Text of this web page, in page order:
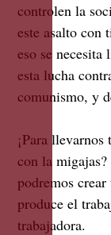
controlen la
este asalto con
eso se
esta lucha
comunismo, y
¡Para
con la
podremos
produce el
trabajadora.